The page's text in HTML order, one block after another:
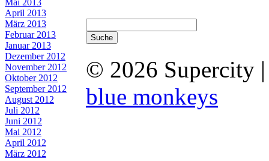
Mai 2013
April 2013
März 2013
Februar 2013
Januar 2013
Dezember 2012
November 2012
Oktober 2012
September 2012
August 2012
Juli 2012
Juni 2012
Mai 2012
April 2012
März 2012
© 2026 Supercity
blue monkeys